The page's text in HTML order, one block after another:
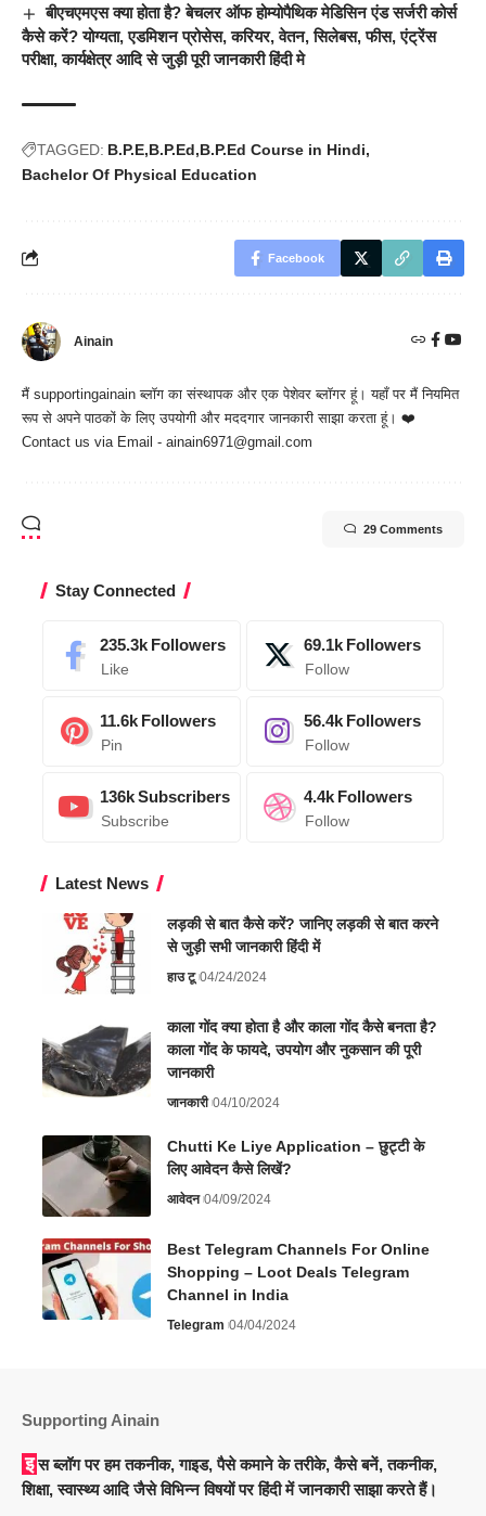
बीएचएमएस क्या होता है? बेचलर ऑफ होम्योपैथिक मेडिसिन एंड सर्जरी कोर्स
कैसे करें? योग्यता, एडमिशन प्रोसेस, करियर, वेतन, सिलेबस, फीस, एंट्रेंस
परीक्षा, कार्यक्षेत्र आदि से जुड़ी पूरी जानकारी हिंदी मे
TAGGED: B.P.E B.P.Ed B.P.Ed Course in Hindi
Bachelor Of Physical Education
Facebook
Ainain
मैं supportingainain ब्लॉग का संस्थापक और एक पेशेवर ब्लॉगर हूं। यहाँ पर मैं नियमित
रूप से अपने पाठकों के लिए उपयोगी और मददगार जानकारी साझा करता हूं। ❤️
Contact us via Email - ainain6971@gmail.com
29 Comments
Stay Connected
235.3k Followers
Like
69.1k Followers
Follow
11.6k Followers
Pin
56.4k Followers
Follow
136kSubscribers
Subscribe
4.4k Followers
Follow
Latest News
लड़की से बात कैसे करें? जानिए लड़की से बात करने
से जुड़ी सभी जानकारी हिंदी में
हाउ टू 04/24/2024
काला गोंद क्या होता है और काला गोंद कैसे बनता है?
काला गोंद के फायदे, उपयोग और नुकसान की पूरी
जानकारी
जानकारी 04/10/2024
Chutti Ke Liye Application – छुट्टी के
लिए आवेदन कैसे लिखें?
आवेदन 04/09/2024
Best Telegram Channels For Online
Shopping – Loot Deals Telegram
Channel in India
Telegram 04/04/2024
Supporting Ainain
इस ब्लॉग पर हम तकनीक, गाइड, पैसे कमाने के तरीके, कैसे बनें, तकनीक,
शिक्षा, स्वास्थ्य आदि जैसे विभिन्न विषयों पर हिंदी में जानकारी साझा करते हैं।